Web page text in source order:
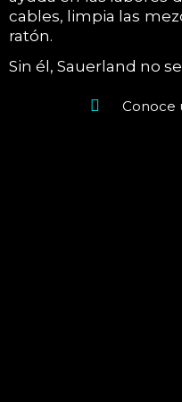
cables, limpia las
ratón.
Sin él, Sauerland no
Conoce